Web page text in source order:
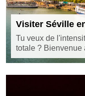
Visiter Séville
Tu veux de
totale ? Bienvenue